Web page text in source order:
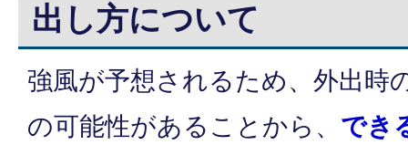
出し方について
強風が予想されるため、外出時
の可能性があることから、 でき